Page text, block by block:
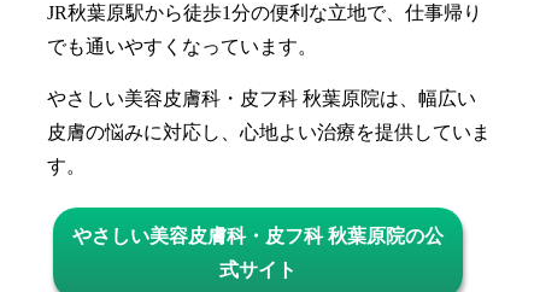
JR秋葉原駅から徒歩1分の便利な立地で、仕事帰り
でも通いやすくなっています。
やさしい美容皮膚科・皮フ科 秋葉原院は、幅広い
皮膚の悩みに対応し、心地よい治療を提供していま
す。
やさしい美容皮膚科・皮フ科 秋葉原院の公
式サイト